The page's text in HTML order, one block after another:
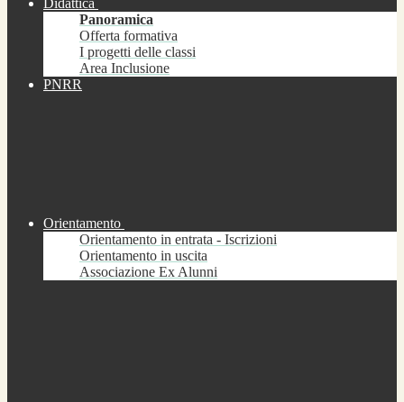
Didattica
Panoramica
Offerta formativa
I progetti delle classi
Area Inclusione
PNRR
Orientamento
Orientamento in entrata - Iscrizioni
Orientamento in uscita
Associazione Ex Alunni